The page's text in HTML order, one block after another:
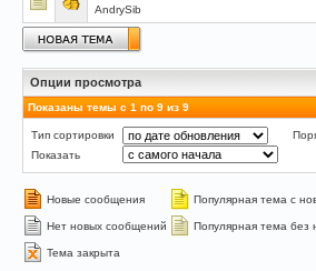
AndrySib
Опции просмотра
Показаны темы с 1 по 9 из 9
Тип сортировки
Показать
Новые сообщения Популярная тема с
Нет новых сообщений Популярная тема без
Тема закрыта